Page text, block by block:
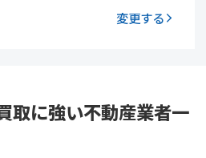
変更する
取に強い不動産業者一